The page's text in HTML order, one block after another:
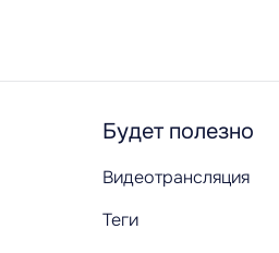
Будет полезно
Видеотрансляция
Теги